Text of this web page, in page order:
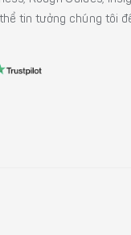
tin tưởng chúng tôi